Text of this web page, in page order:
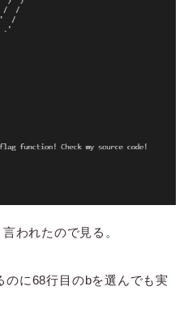
われたので見る。
に68行目のbを選んでも実